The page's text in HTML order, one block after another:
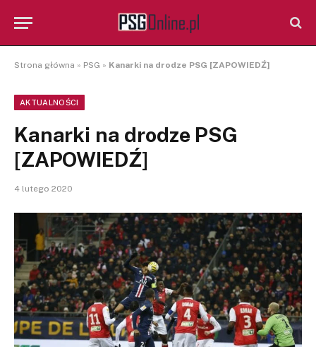
Strona główna » PSG » Kanarki na drodze PSG [ZAPOWIEDŹ]
AKTUALNOŚCI
Kanarki na drodze PSG
[ZAPOWIEDŹ]
4 lutego 2020